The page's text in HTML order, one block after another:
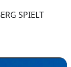
SPIELT